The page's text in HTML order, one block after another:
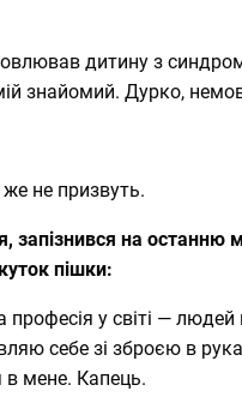
дитину з
знайомий. Дурко,
не призвуть.
запізнився на останню
пішки:
у світі — людей
себе зі зброєю в
в мене. Капець.